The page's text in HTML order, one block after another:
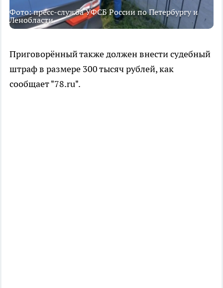
Фото: пресс-служба УФСБ России по Петербургу и
Ленобласти
Приговорённый также должен внести судебный
штраф в размере 300 тысяч рублей, как
сообщает "78.ru".